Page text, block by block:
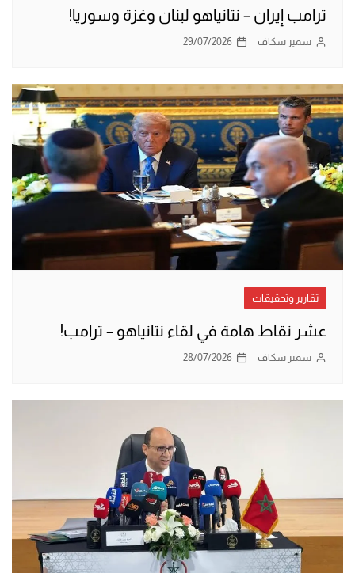
ترامب إيران – نتانياهو لبنان وغزة وسوريا!
سمير سكاف 29/07/2026
تقارير وتحقيقات
عشر نقاط هامة في لقاء نتانياهو – ترامب!
سمير سكاف 28/07/2026